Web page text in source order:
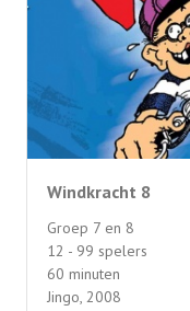
Windkracht 8
Groep 7 en 8
12 - 99 spelers
60 minuten
Jingo, 2008